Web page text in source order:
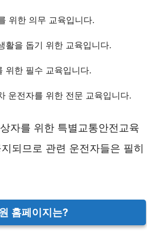
위한 의무 교육입니다.
활을 돕기 위한 교육입니다.
위한 필수 교육입니다.
운전자를 위한 전문 교육입니다.
자를 위한 특별교통안전교육
되므로 관련 운전자들은 필히
홈페이지는?